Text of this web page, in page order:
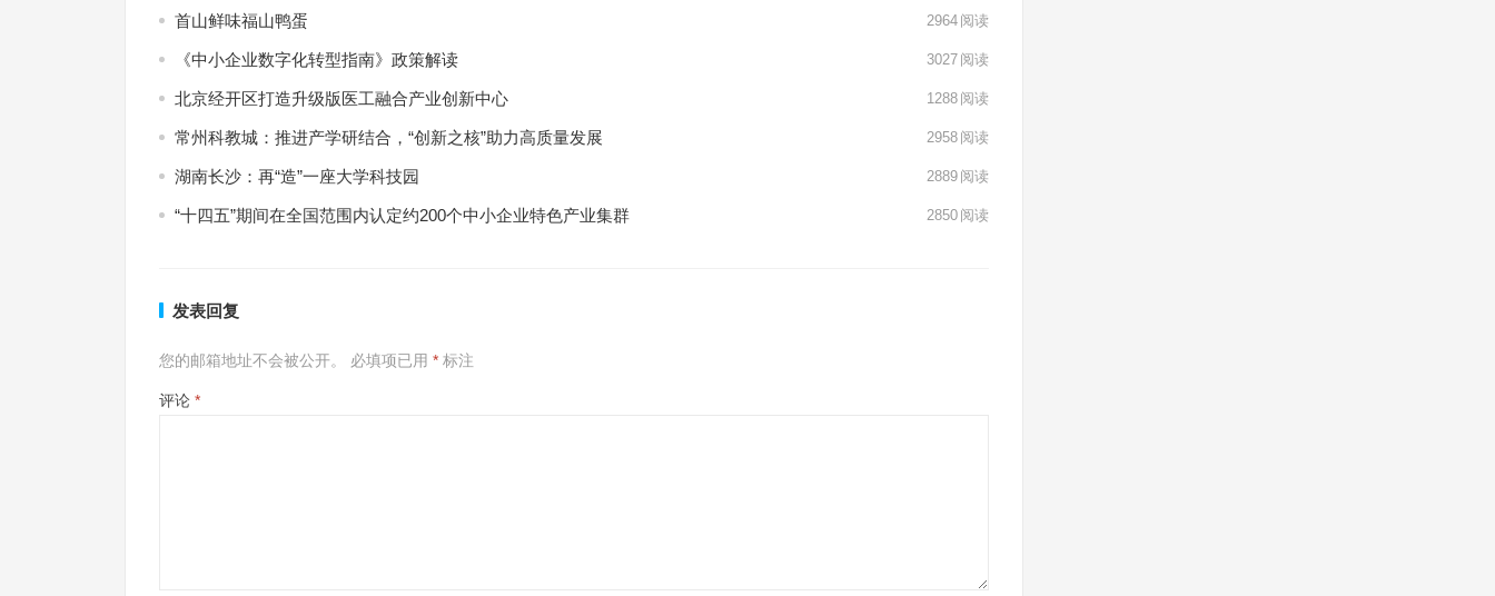
首山鲜味福山鸭蛋 2964 阅读
《中小企业数字化转型指南》政策解读 3027 阅读
北京经开区打造升级版医工融合产业创新中心 1288 阅读
常州科教城：推进产学研结合，“创新之核”助力高质量发展 2958 阅读
湖南长沙：再“造”一座大学科技园 2889 阅读
“十四五”期间在全国范围内认定约200个中小企业特色产业集群 2850 阅读
发表回复
您的邮箱地址不会被公开。 必填项已用 * 标注
评论 *